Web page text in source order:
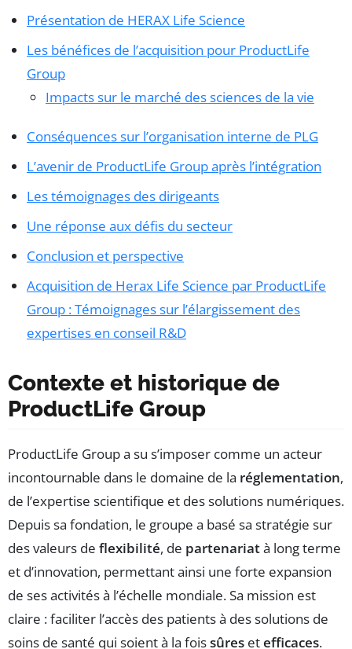
Présentation de HERAX Life Science
Les bénéfices de l’acquisition pour ProductLife
Group
Impacts sur le marché des sciences de la vie
Conséquences sur l’organisation interne de PLG
L’avenir de ProductLife Group après l’intégration
Les témoignages des dirigeants
Une réponse aux défis du secteur
Conclusion et perspective
Acquisition de Herax Life Science par ProductLife
Group : Témoignages sur l’élargissement des
expertises en conseil R&D
Contexte et historique de
ProductLife Group
ProductLife Group a su s’imposer comme un acteur
incontournable dans le domaine de la réglementation,
de l’expertise scientifique et des solutions numériques.
Depuis sa fondation, le groupe a basé sa stratégie sur
des valeurs de flexibilité, de partenariatà long terme
et d’innovation, permettant ainsi une forte expansion
de ses activités à l’échelle mondiale. Sa mission est
claire : faciliter l’accès des patients à des solutions de
soins de santé qui soient à la foissûres etefficaces.